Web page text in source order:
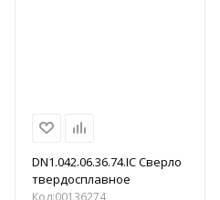
DN1.042.06.36.74.IC Сверло
твердосплавное
Код:00136274